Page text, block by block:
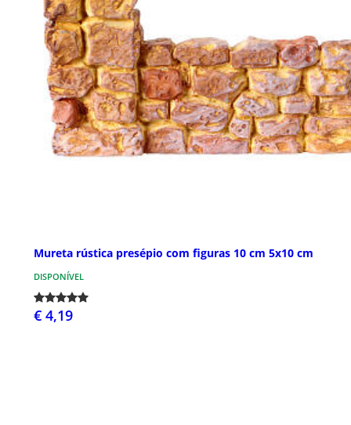
Mureta rústica presépio com figuras 10 cm 5x10 cm
DISPONÍVEL
€ 4,19